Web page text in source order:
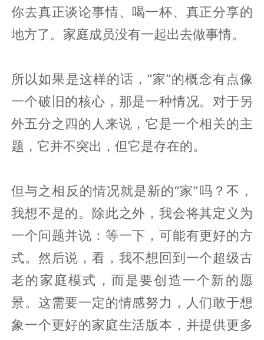
你去真正谈论事情、喝一杯、真正分享的
地方了。家庭成员没有一起出去做事情。
所以如果是这样的话，“家”的概念有点像
一个破旧的核心，那是一种情况。对于另
外五分之四的人来说，它是一个相关的主
题，它并不突出，但它是存在的。
但与之相反的情况就是新的“家”吗？不，
我想不是的。除此之外，我会将其定义为
一个问题并说：等一下，可能有更好的方
式。然后说，看，我不想回到一个超级古
老的家庭模式，而是要创造一个新的愿
景。这需要一定的情感努力，人们敢于想
象一个更好的家庭生活版本，并提供更多